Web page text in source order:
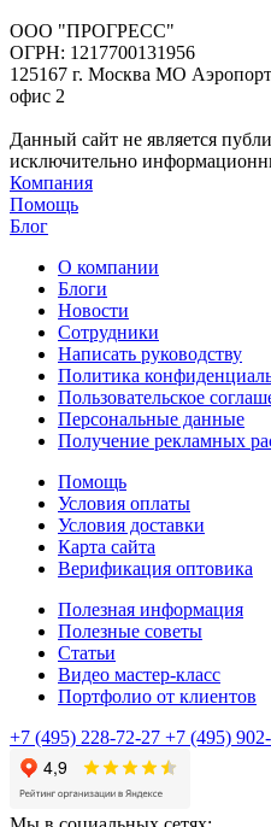
ООО "ПРОГРЕСС"
ОГРН: 1217700131956
125167 г. Москва МО
офис 2
Данный сайт не является
исключительно
Компания
Помощь
Блог
О компании
Блоги
Новости
Сотрудники
Написать руководству
Политика
Пользовательское
Персональные данные
Получение рекламных
Помощь
Условия оплаты
Условия доставки
Карта сайта
Верификация оптовика
Полезная информация
Полезные советы
Статьи
Видео мастер-класс
Портфолио от клиентов
+7 (495) 228-72-27 +7 (495)